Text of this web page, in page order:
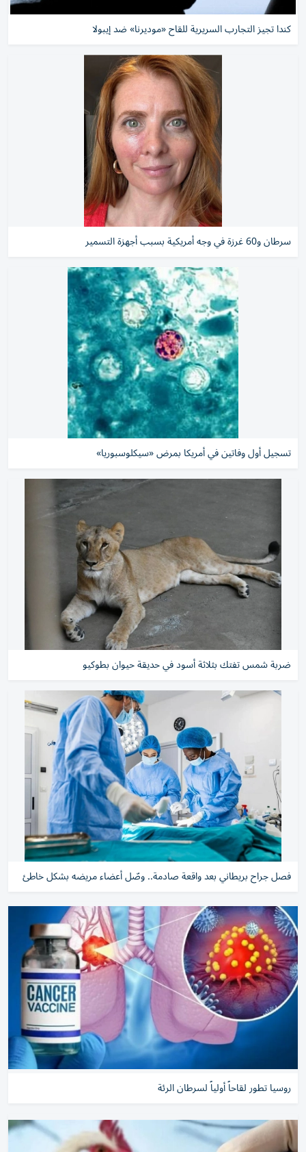
كندا تجيز التجارب السريرية للقاح «موديرنا» ضد إيبولا
سرطان و60 غرزة في وجه أمريكية بسبب أجهزة التسمير
تسجيل أول وفاتين في أمريكا بمرض «سيكلوسبوريا»
ضربة شمس تفتك بثلاثة أسود في حديقة حيوان بطوكيو
فصل جراح بريطاني بعد واقعة صادمة.. وصّل أعضاء مريضه بشكل خاطئ
روسيا تطور لقاحاً أولياً لسرطان الرئة